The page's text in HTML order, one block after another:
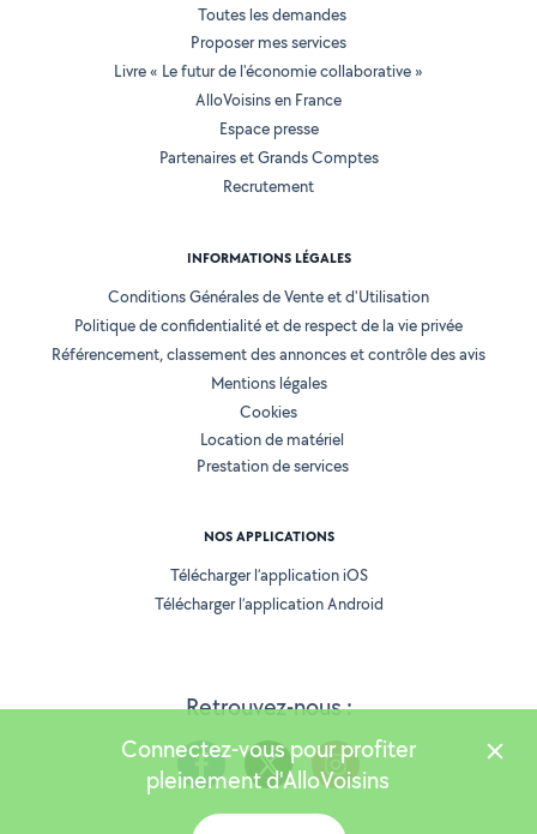
Retrouvez-nous :
Toutes les demandes
Proposer mes services
Livre « Le futur de l'économie collaborative »
AlloVoisins en France
Espace presse
Partenaires et Grands Comptes
Recrutement
INFORMATIONS LÉGALES
Conditions Générales de Vente et d'Utilisation
Politique de confidentialité et de respect de la vie privée
Référencement, classement des annonces et contrôle des avis
Mentions légales
Cookies
Location de matériel
Prestation de services
NOS APPLICATIONS
Télécharger l’application iOS
Télécharger l’application Android
Connectez-vous pour profiter
pleinement d'AlloVoisins